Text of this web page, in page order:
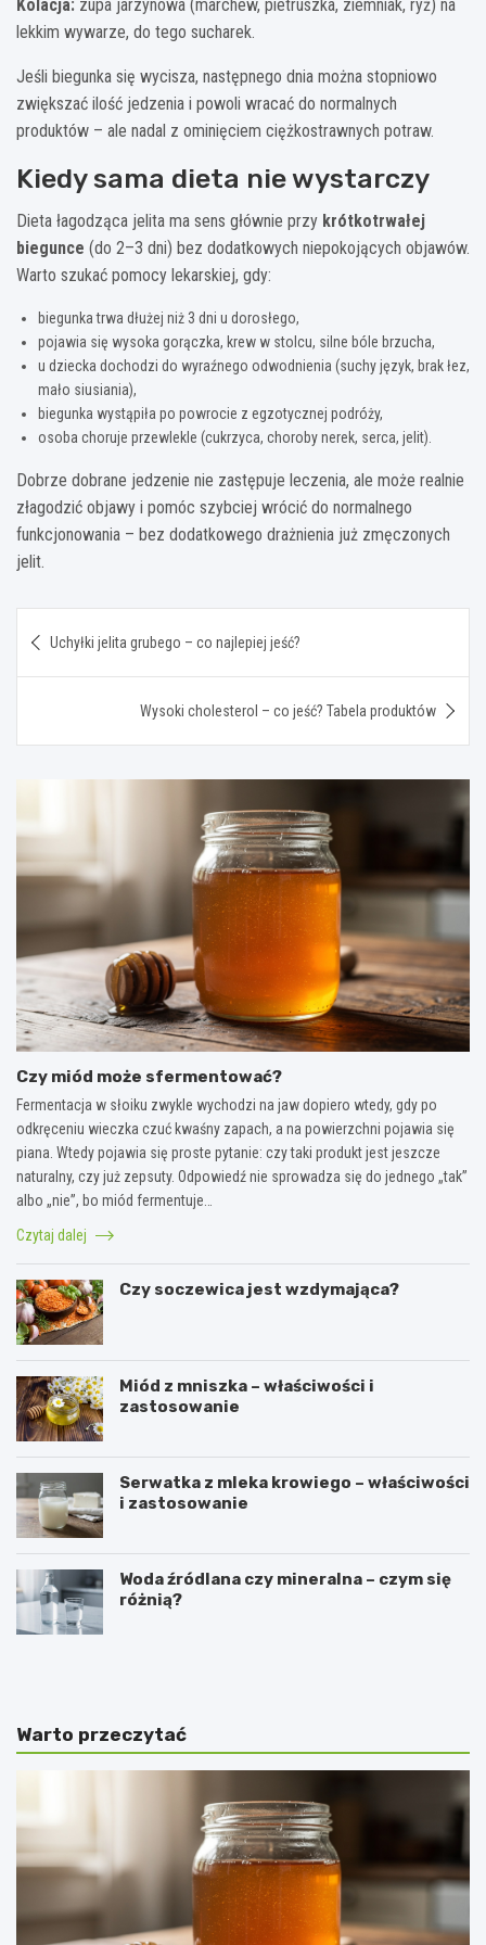
Kolacja: zupa jarzynowa (marchew, pietruszka, ziemniak, ryż) na
lekkim wywarze, do tego sucharek.
Jeśli biegunka się wycisza, następnego dnia można stopniowo
zwiększać ilość jedzenia i powoli wracać do normalnych
produktów – ale nadal z ominięciem ciężkostrawnych potraw.
Kiedy sama dieta nie wystarczy
Dieta łagodząca jelita ma sens głównie przy krótkotrwałej
biegunce (do 2–3 dni) bez dodatkowych niepokojących objawów.
Warto szukać pomocy lekarskiej, gdy:
biegunka trwa dłużej niż 3 dni u dorosłego,
pojawia się wysoka gorączka, krew w stolcu, silne bóle brzucha,
u dziecka dochodzi do wyraźnego odwodnienia (suchy język, brak łez,
mało siusiania),
biegunka wystąpiła po powrocie z egzotycznej podróży,
osoba choruje przewlekle (cukrzyca, choroby nerek, serca, jelit).
Dobrze dobrane jedzenie nie zastępuje leczenia, ale może realnie
złagodzić objawy i pomóc szybciej wrócić do normalnego
funkcjonowania – bez dodatkowego drażnienia już zmęczonych
jelit.
wpisu
Uchyłki jelita grubego – co najlepiej jeść?
Wysoki cholesterol – co jeść? Tabela produktów
Czy miód może sfermentować?
Fermentacja w słoiku zwykle wychodzi na jaw dopiero wtedy, gdy po
odkręceniu wieczka czuć kwaśny zapach, a na powierzchni pojawia się
piana. Wtedy pojawia się proste pytanie: czy taki produkt jest jeszcze
naturalny, czy już zepsuty. Odpowiedź nie sprowadza się do jednego „tak”
albo „nie”, bo miód fermentuje…
Czytaj dalej
Czy soczewica jest wzdymająca?
Miód z mniszka – właściwości i
zastosowanie
Serwatka z mleka krowiego – właściwości
i zastosowanie
Woda źródlana czy mineralna – czym się
różnią?
P
i
s
n
z
C
r
z
n
z
Warto przeczytać